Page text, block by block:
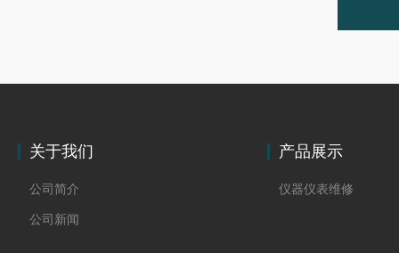
关于我们
公司简介
公司新闻
产品展示
仪器仪表维修